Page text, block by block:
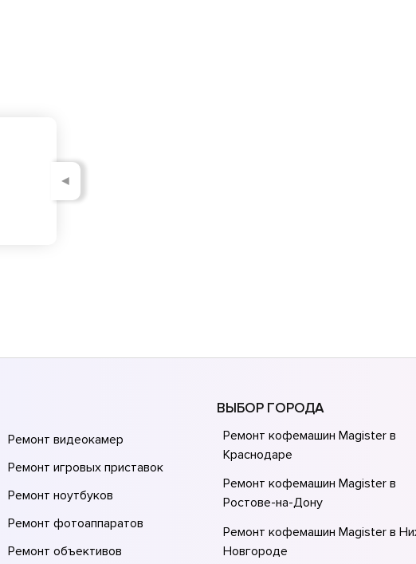
◄
Ремонт видеокамер
Ремонт игровых приставок
Ремонт ноутбуков
Ремонт фотоаппаратов
Ремонт объективов
ВЫБОР ГОРОДА
Ремонт кофемашин Magister в
Краснодаре
Ремонт кофемашин Magister в
Ростове-на-Донy
Ремонт кофемашин Magister в
Новгороде